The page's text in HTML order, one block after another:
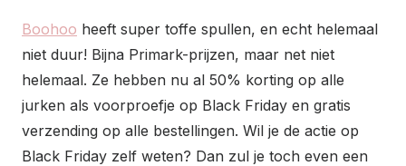
Boohoo heeft super toffe spullen, en echt helemaal
niet duur! Bijna Primark-prijzen, maar net niet
helemaal. Ze hebben nu al 50% korting op alle
jurken als voorproefje op Black Friday en gratis
verzending op alle bestellingen. Wil je de actie op
Black Friday zelf weten? Dan zul je toch even een